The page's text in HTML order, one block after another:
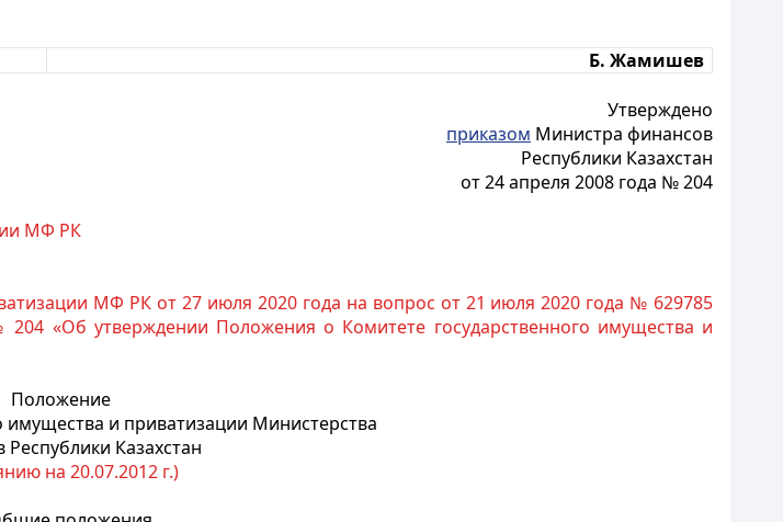
Б. Жамишев
Утверждено
приказом Министра финансов
Республики Казахстан
от 24 апреля 2008 года № 204
МФ РК
МФ РК от 27 июля 2020 года на вопрос от 21 июля 2020 года № 629785
«Об утверждении Положения о Комитете государственного имущества и
Положение
имущества и приватизации Министерства
Казахстан
на 20.07.2012 г.)